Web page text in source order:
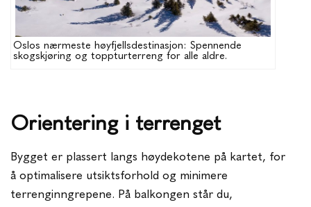
Oslos nærmeste høyfjellsdestinasjon: Spennende
skogskjøring og toppturterreng for alle aldre.
Orientering i terrenget
Bygget er plassert langs høydekotene på kartet, for
å optimalisere utsiktsforhold og minimere
terrenginngrepene. På balkongen står du,